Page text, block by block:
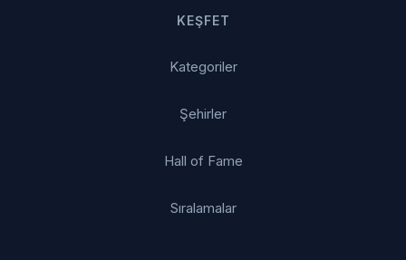
KEŞFET
Kategoriler
Şehirler
Hall of Fame
Sıralamalar